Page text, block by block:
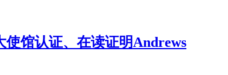
使馆认证、在读证明Andrews